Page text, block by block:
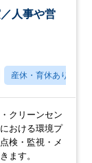
人事や営
産休・育休あり
クリーンセン
おける環境プ
検・監視・メ
ます。